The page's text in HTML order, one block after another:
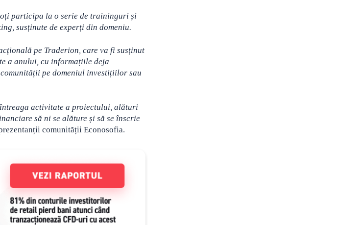
participa la o serie de traininguri și
susținute de experți din domeniu.
pe Traderion, care va fi susținut
a anului, cu informațiile deja
pe domeniul investițiilor sau
activitate a proiectului, alături
să ni se alăture și să se înscrie
comunității Econosofia.